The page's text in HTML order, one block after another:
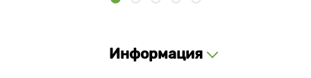
Информация